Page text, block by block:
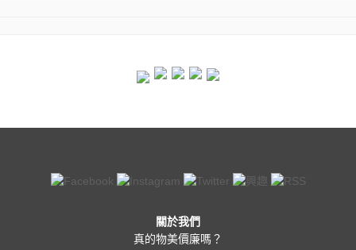
關於我們
真的物美價廉嗎？